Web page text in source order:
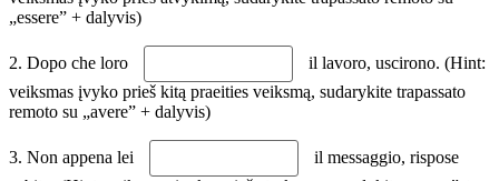
„essere” + dalyvis)
2. Dopo che loro
il lavoro, uscirono. (Hint:
veiksmas įvyko prieš kitą praeities veiksmą, sudarykite trapassato
remoto su „avere” + dalyvis)
3. Non appena lei
il messaggio, rispose